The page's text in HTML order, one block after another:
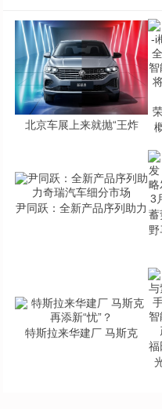
北京车展上来就抛“王炸
尹同跃：全新产品序列助力 蓄
特斯拉来华建厂 马斯克
福